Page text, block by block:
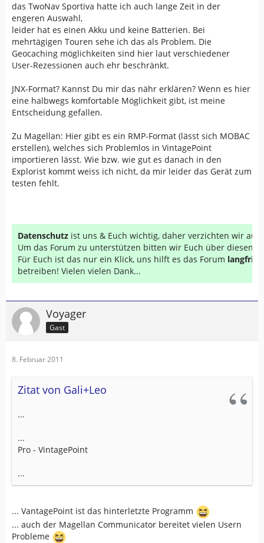
das TwoNav Sportiva hatte ich auch lange Zeit in der
engeren Auswahl,
leider hat es einen Akku und keine Batterien. Bei
mehrtägigen Touren sehe ich das als Problem. Die
Geocaching möglichkeiten sind hier laut verschiedener
User-Rezessionen auch ehr beschränkt.
JNX-Format? Kannst Du mir das nähr erklären? Wenn es hier
eine halbwegs komfortable Möglichkeit gibt, ist meine
Entscheidung gefallen.
Zu Magellan: Hier gibt es ein RMP-Format (lässt sich MOBAC
erstellen), welches sich Problemlos in VintagePoint
importieren lässt. Wie bzw. wie gut es danach in den
Explorist kommt weiss ich nicht, da mir leider das Gerät zum
testen fehlt.
Datenschutz ist uns & Euch wichtig, daher verzichten wir auf
Um das Forum zu unterstützen bitten wir Euch über diesen
Für Euch ist das nur ein Klick, uns hilft es das Forum
betreiben! Vielen vielen Dank...
Voyager
Gast
8. Februar 2011
Zitat von Gali+Leo
...
...
Pro - VintagePoint
...
... VantagePoint ist das hinterletzte Programm
... auch der Magellan Communicator bereitet vielen Usern
Probleme